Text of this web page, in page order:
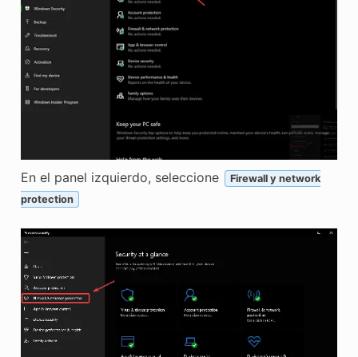
En el panel izquierdo, seleccione
Firewall y network
protection